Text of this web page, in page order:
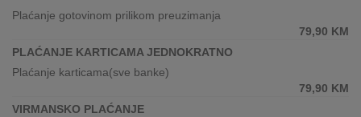
O
KATALOZI
KAKO
Plaćanje gotovinom prilikom preuzimanja
79,90 KM
PLAĆANJE KARTICAMA JEDNOKRATNO
Plaćanje karticama(sve banke)
79,90 KM
VIRMANSKO PLAĆANJE